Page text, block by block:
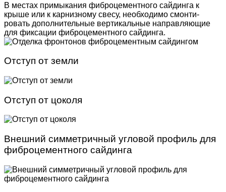
В местах примыкания фиброцементного сайдинга к
крыше или к карнизному свесу, необходимо смонти­
ровать дополнительные вертикальные направляю­щие
для фиксации фиброцементного сайдинга.
Отступ от земли
Отступ от цоколя
Внешний симметричный угловой профиль для
фиброцементного сайдинга